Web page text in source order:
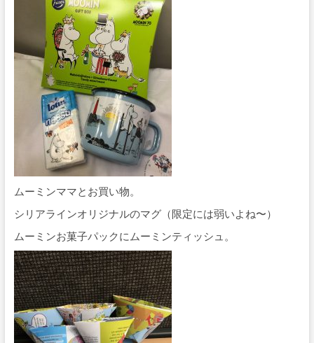
ムーミンママとお買い物。
シリアラインオリジナルのマグ（限定には弱いよね〜）
ムーミンお菓子パックにムーミンティッシュ。